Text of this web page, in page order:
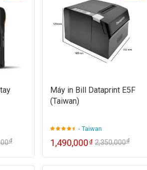
₫
Máy in Bill Dataprint E5F
(Taiwan)
- Taiwan
1,490,000₫ 2,350,000₫